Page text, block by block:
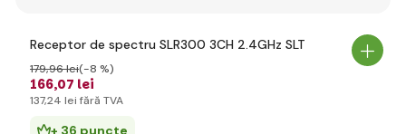
Receptor de spectru SLR300 3CH 2.4GHz SLT
166,07 lei
179,96 lei(-8 %)
137,24 lei fără TVA
+ 36 puncte